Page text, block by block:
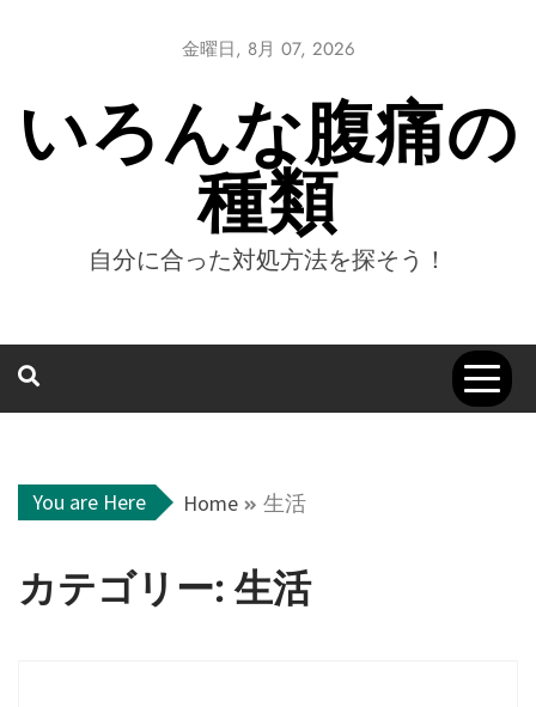
金曜日, 8月 07, 2026
いろんな腹痛の
種類
自分に合った対処方法を探そう！
You are Here Home 生活
カテゴリー:生活